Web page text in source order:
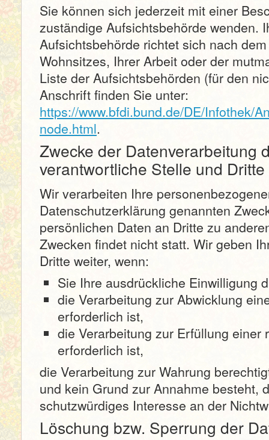
Sie können sich jederzeit mit einer
zuständige Aufsichtsbehörde wenden.
Aufsichtsbehörde richtet sich nach
Wohnsitzes, Ihrer Arbeit oder der
Liste der Aufsichtsbehörden (für den
Anschrift finden Sie unter:
https://www.bfdi.bund.de/DE/Infothek/
node.html.
Zwecke der Datenverarbeitung
verantwortliche Stelle und Dritte
Wir verarbeiten Ihre
Datenschutzerklärung genannten
persönlichen Daten an Dritte zu
Zwecken findet nicht statt. Wir geben
Dritte weiter, wenn:
Sie Ihre ausdrückliche Einwilligung
die Verarbeitung zur Abwicklung
erforderlich ist,
die Verarbeitung zur Erfüllung einer
erforderlich ist,
die Verarbeitung zur Wahrung
und kein Grund zur Annahme besteht,
schutzwürdiges Interesse an der
Löschung bzw. Sperrung der